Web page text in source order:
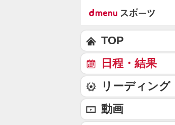
TOP
日程・結果
リーディング
動画